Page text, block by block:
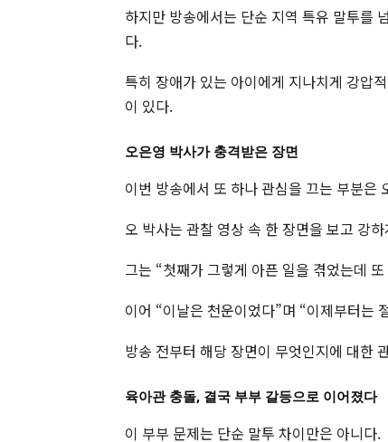
하지만 방송에서는 단순 지역 특유 말투를
다.
특히 장애가 있는 아이에게 지나치게 강압
이 있다.
오은영 박사가 충격받은 장면
이번 방송에서 또 하나 관심을 끄는 부분은
오 박사는 관찰 영상 속 한 장면을 보고 강
그는 “첫째가 그렇게 아픈 일을 겪었는데
이어 “이날은 천운이었다”며 “이제부터는
방송 전부터 해당 장면이 무엇인지에 대한
육아관 충돌, 결국 부부 갈등으로 이어졌다
이 부부 문제는 단순 말투 차이만은 아니다.